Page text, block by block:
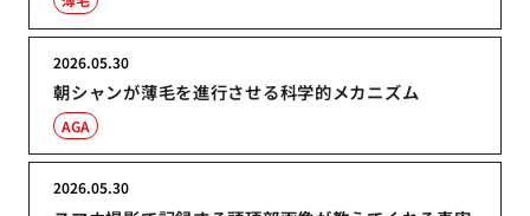
朝シャンが薄毛を進行させる科学的メカニズム
2026.05.30
AGA
2026.05.30